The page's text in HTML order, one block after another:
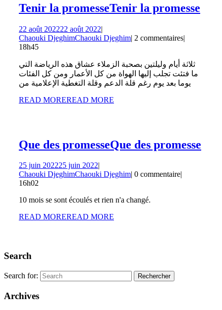
Tenir la promesseTenir la promesse
22 août 202222 août 2022|
Chaouki DjeghimChaouki Djeghim| 2 commentaires|
18h45
ثلاثة أيام وليلتين بصحبة الزملاء عشاق هذه الرياضة التي
ما فتئت تجلب إليها الهواة من كل الأعمار ومن كل الفئات
يوما بعد يوم رغم قلة الدعم وقلة التغطية الإعلامية من
READ MOREREAD MORE
Que des promesseQue des promesse
25 juin 202225 juin 2022|
Chaouki DjeghimChaouki Djeghim| 0 commentaire|
16h02
10 mois se sont écoulés et rien n'a changé.
READ MOREREAD MORE
Search
Search for:
Archives